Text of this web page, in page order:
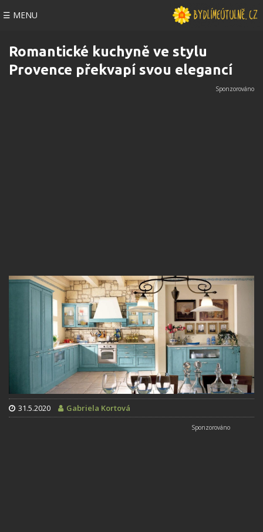
☰ MENU
Romantické kuchyně ve stylu
Provence překvapí svou elegancí
31.5.2020 Gabriela Kortová